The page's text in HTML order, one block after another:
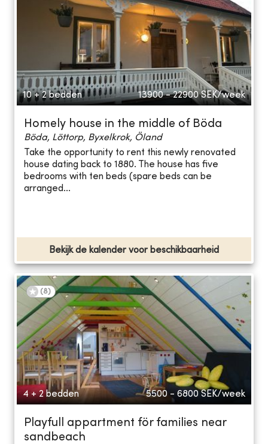
10 + 2 bedden 13900 - 22900 SEK/week
Homely house in the middle of Böda
Böda, Löttorp, Byxelkrok, Öland
Take the opportunity to rent this newly renovated
house dating back to 1880. The house has five
bedrooms with ten beds (spare beds can be
arranged...
Bekijk de kalender voor beschikbaarheid
(8)
4 + 2 bedden 5500 - 6800 SEK/week
Playfull appartment för families near
sandbeach